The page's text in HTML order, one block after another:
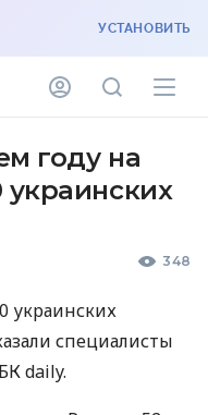
УСТАНОВИТЬ
году на
украинских
348
украинских
специалисты
daily.